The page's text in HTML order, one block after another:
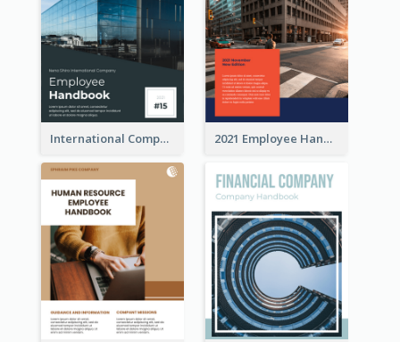
International Company Handbook 2021 Employee Handbook